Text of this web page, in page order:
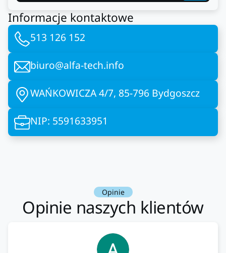
Informacje kontaktowe
513 126 152
biuro@alfa-tech.info
WAŃKOWICZA 4/7, 85-796 Bydgoszcz
NIP: 5591633951
Opinie
Opinie naszych klientów